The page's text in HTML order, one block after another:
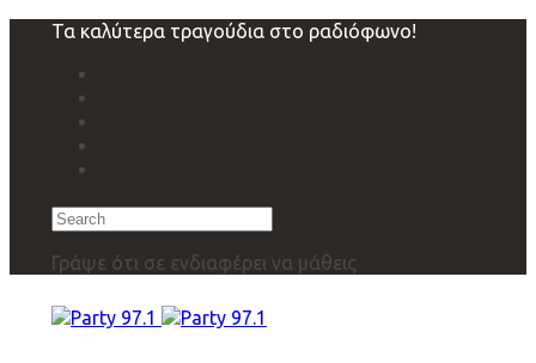
navigation
Τα καλύτερα τραγούδια στο ραδιόφωνο!
Search
Γράψε ότι σε ενδιαφέρει να μάθεις